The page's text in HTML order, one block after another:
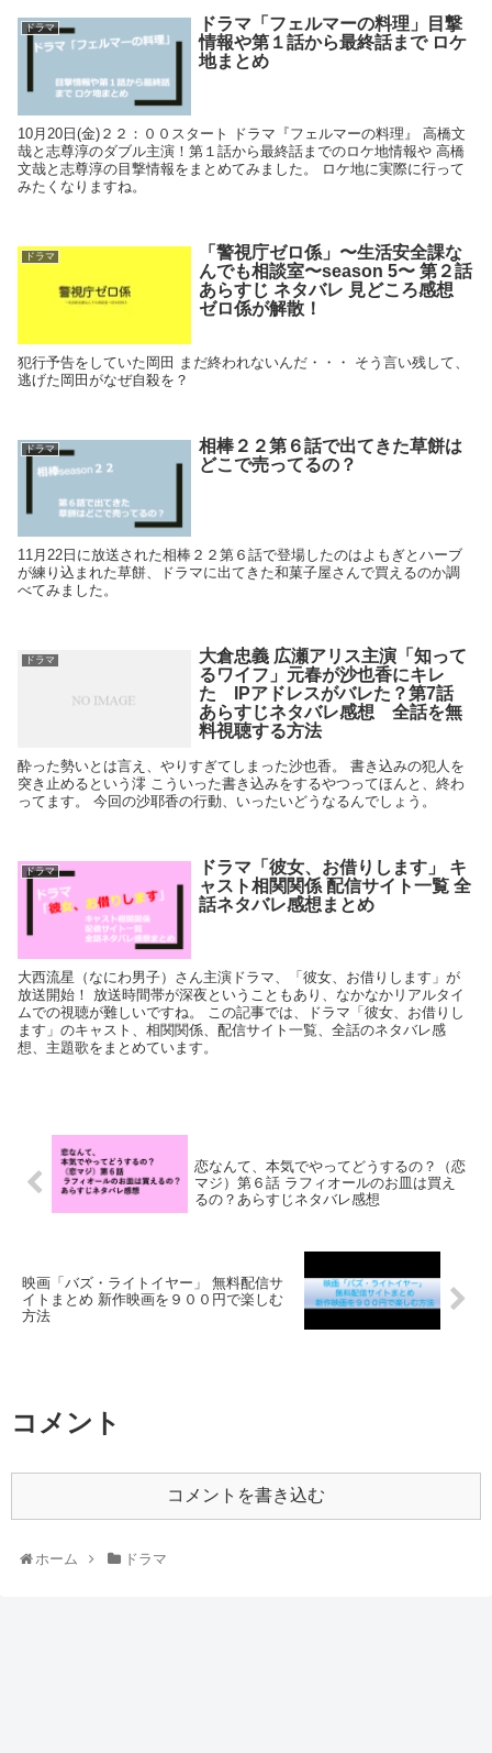
ドラマ
ドラマ「フェルマーの料理」目撃
情報や第１話から最終話まで ロケ
地まとめ
10月20日(金)２２：００スタート ドラマ『フェルマーの料理』 高橋文
哉と志尊淳のダブル主演！第１話から最終話までのロケ地情報や 高橋
文哉と志尊淳の目撃情報をまとめてみました。 ロケ地に実際に行って
みたくなりますね。
ドラマ
「警視庁ゼロ係」〜生活安全課な
んでも相談室〜season 5〜 第２話
あらすじ ネタバレ 見どころ感想
ゼロ係が解散！
犯行予告をしていた岡田 まだ終われないんだ・・・ そう言い残して、
逃げた岡田がなぜ自殺を？
ドラマ
相棒２２第６話で出てきた草餅は
どこで売ってるの？
11月22日に放送された相棒２２第６話で登場したのはよもぎとハーブ
が練り込まれた草餅、ドラマに出てきた和菓子屋さんで買えるのか調
べてみました。
ドラマ
大倉忠義 広瀬アリス主演「知って
るワイフ」元春が沙也香にキレ
た IPアドレスがバレた？第7話
あらすじネタバレ感想 全話を無
料視聴する方法
酔った勢いとは言え、やりすぎてしまった沙也香。 書き込みの犯人を
突き止めるという澪 こういった書き込みをするやつってほんと、終わ
ってます。 今回の沙耶香の行動、いったいどうなるんでしょう。
ドラマ
ドラマ「彼女、お借りします」 キ
ャスト相関関係 配信サイト一覧 全
話ネタバレ感想まとめ
大西流星（なにわ男子）さん主演ドラマ、「彼女、お借りします」が
放送開始！ 放送時間帯が深夜ということもあり、なかなかリアルタイ
ムでの視聴が難しいですね。 この記事では、ドラマ「彼女、お借りし
ます」のキャスト、相関関係、配信サイト一覧、全話のネタバレ感
想、主題歌をまとめています。
恋なんて、本気でやってどうするの？（恋
マジ）第６話 ラフィオールのお皿は買え
るの？あらすじネタバレ感想
映画「バズ・ライトイヤー」 無料配信サ
イトまとめ 新作映画を９００円で楽しむ
方法
コメント
コメントを書き込む
ホーム ドラマ